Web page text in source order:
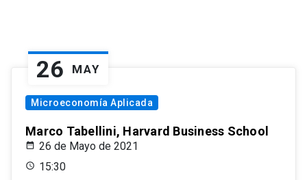
26 MAY
Microeconomía Aplicada
Marco Tabellini, Harvard Business School
26 de Mayo de 2021
15:30